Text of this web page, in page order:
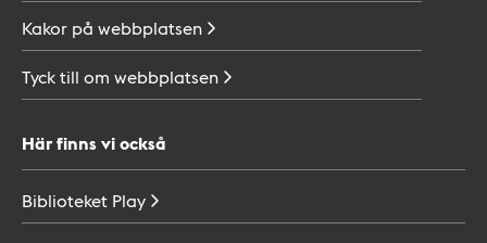
Kakor på webbplatsen
Tyck till om webbplatsen
Här finns vi också
Biblioteket Play